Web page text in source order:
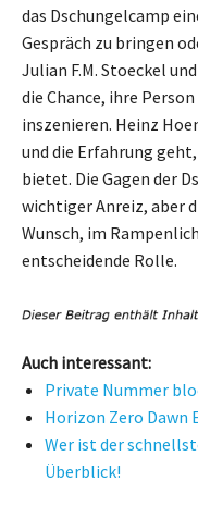
das Dschungelcamp
Gespräch zu bringen
Julian F.M. Stoeckel
die Chance, ihre
inszenieren. Heinz
und die Erfahrung
bietet. Die Gagen der
wichtiger Anreiz, aber
Wunsch, im
entscheidende Rolle.
Auch interessant:
Private Nummer
Horizon Zero Dawn
Wer ist der
Überblick!